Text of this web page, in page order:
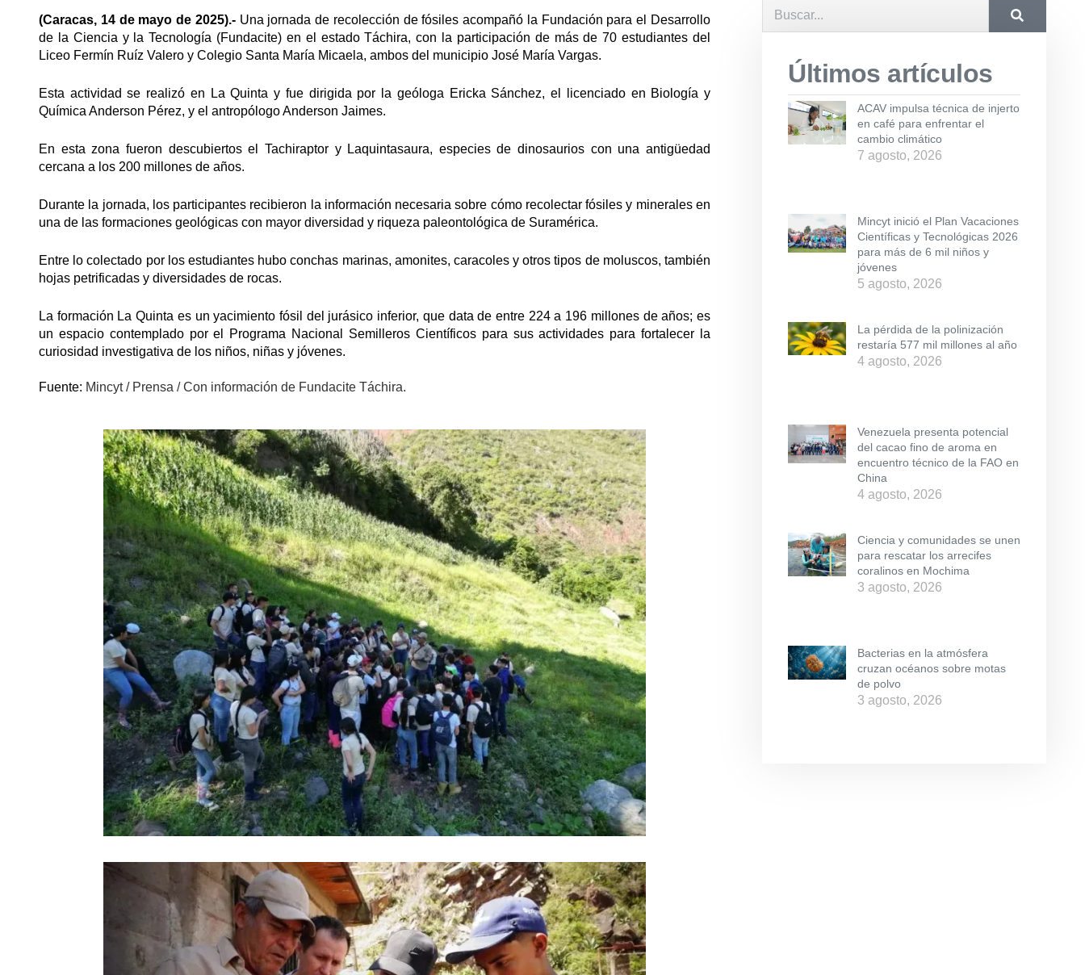
(Caracas, 14 de mayo de 2025).-Una jornada de recolección de fósiles acompañó la Fundación para el Desarrollo
de la Ciencia y la Tecnología (Fundacite) en el estado Táchira, con la participación de más de 70 estudiantes del
Liceo Fermín Ruíz Valero y Colegio Santa María Micaela, ambos del municipio José María Vargas.
Esta actividad se realizó en La Quinta y fue dirigida por la geóloga Ericka Sánchez, el licenciado en Biología y
Química Anderson Pérez, y el antropólogo Anderson Jaimes.
En esta zona fueron descubiertos el Tachiraptor y Laquintasaura, especies de dinosaurios con una antigüedad
cercana a los 200 millones de años.
Durante la jornada, los participantes recibieron la información necesaria sobre cómo recolectar fósiles y minerales en
una de las formaciones geológicas con mayor diversidad y riqueza paleontológica de Suramérica.
Entre lo colectado por los estudiantes hubo conchas marinas, amonites, caracoles y otros tipos de moluscos, también
hojas petrificadas y diversidades de rocas.
La formación La Quinta es un yacimiento fósil del jurásico inferior, que data de entre 224 a 196 millones de años; es
un espacio contemplado por el Programa Nacional Semilleros Científicos para sus actividades para fortalecer la
curiosidad investigativa de los niños, niñas y jóvenes.
Fuente: Mincyt / Prensa / Con información de Fundacite Táchira.
Últimos artículos
ACAV impulsa técnica de injerto
en café para enfrentar el
cambio climático
7 agosto, 2026
Mincyt inició el Plan Vacaciones
Científicas y Tecnológicas 2026
para más de 6 mil niños y
jóvenes
5 agosto, 2026
La pérdida de la polinización
restaría 577 mil millones al año
4 agosto, 2026
Venezuela presenta potencial
del cacao fino de aroma en
encuentro técnico de la FAO en
China
4 agosto, 2026
Ciencia y comunidades se unen
para rescatar los arrecifes
coralinos en Mochima
3 agosto, 2026
Bacterias en la atmósfera
cruzan océanos sobre motas
de polvo
3 agosto, 2026